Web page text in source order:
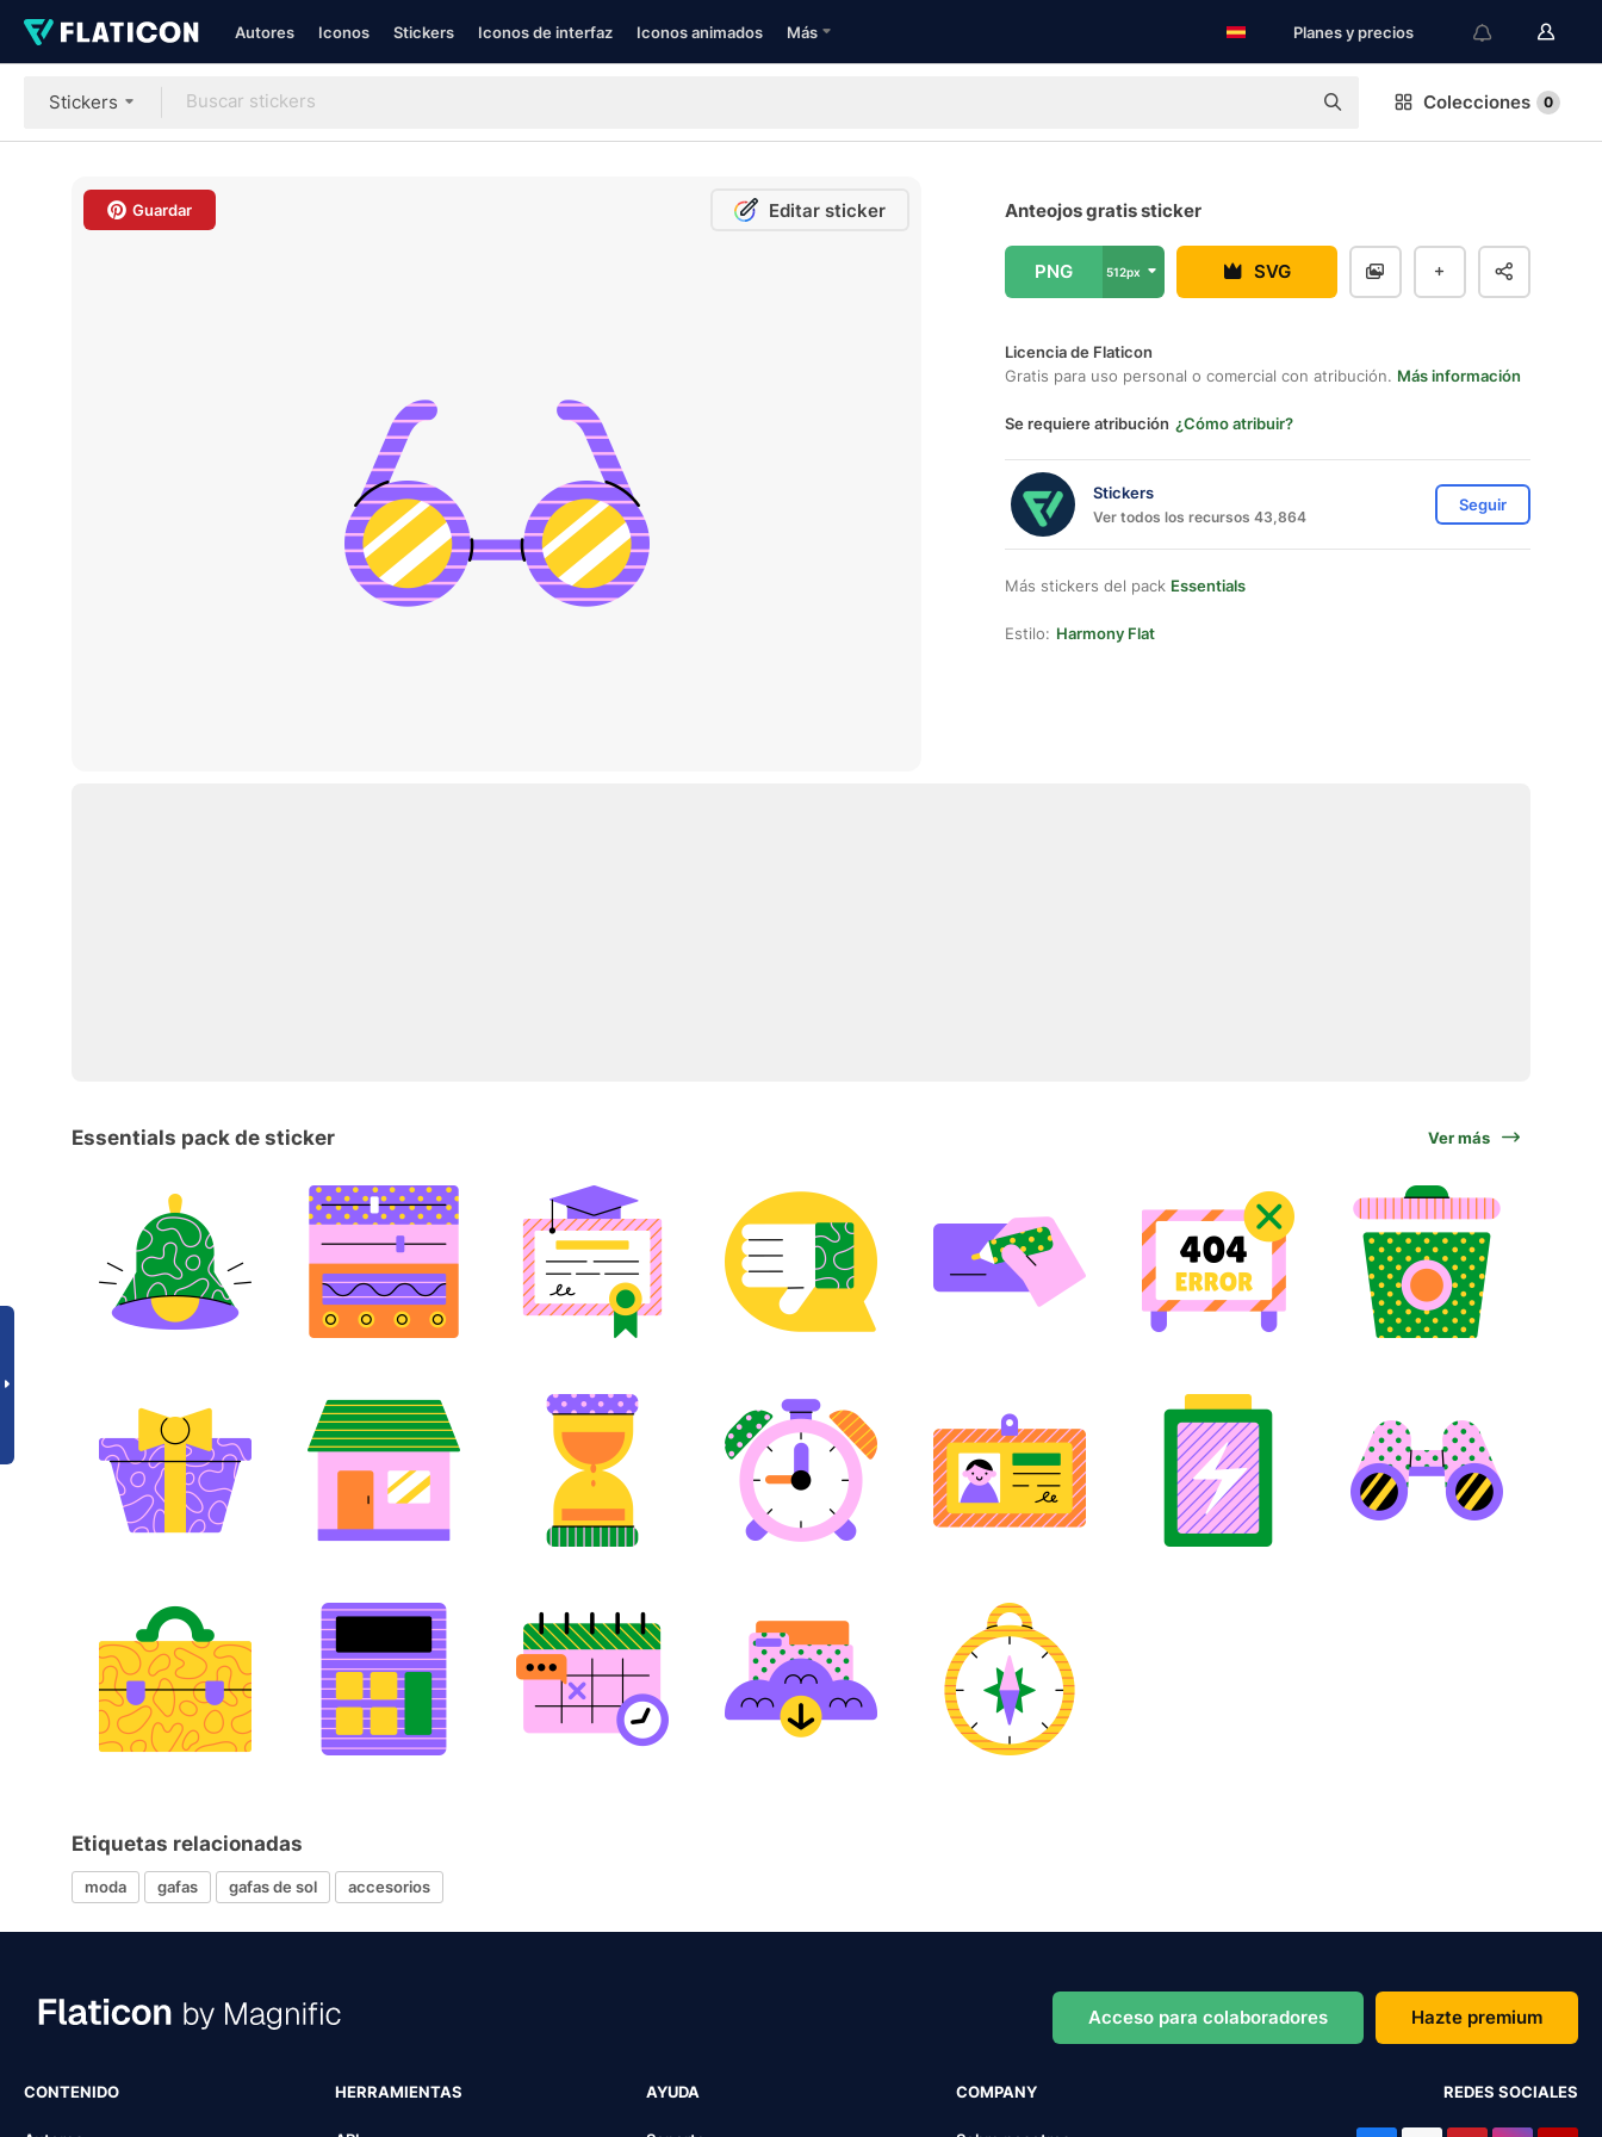
Autores Iconos Stickers Iconos de interfaz Iconos animados Más Planes y precios
Stickers Colecciones 0
Guardar Editar sticker Anteojos gratis sticker
PNG 512px SVG
Licencia de Flaticon
Gratis para uso personal o comercial con atribución. Más información
Se requiere atribución ¿Cómo atribuir?
Stickers
Ver todos los recursos 43,864
Seguir
Más stickers del pack Essentials
Estilo: Harmony Flat
Essentials pack de sticker Ver más
Etiquetas relacionadas
moda gafas gafas de sol accesorios
Acceso para colaboradores Hazte premium
CONTENIDO HERRAMIENTAS AYUDA COMPANY REDES SOCIALES